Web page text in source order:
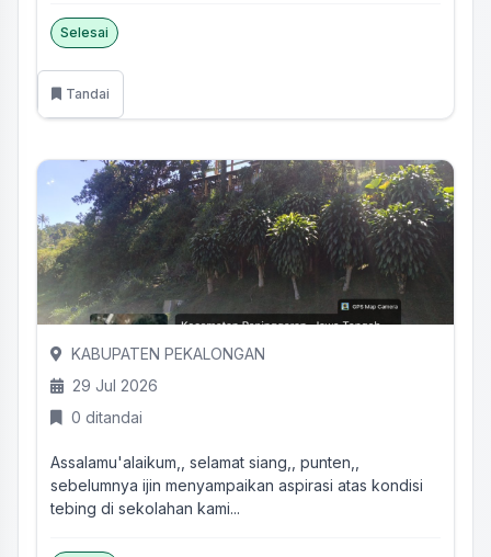
Selesai
Tandai
KABUPATEN PEKALONGAN
29 Jul 2026
0 ditandai
Assalamu'alaikum,, selamat siang,, punten,,
sebelumnya ijin menyampaikan aspirasi atas kondisi
tebing di sekolahan kami...